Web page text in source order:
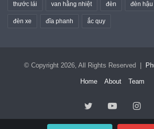
thước lái van hằng nhiệt đèn đèn hậu
đèn xe đĩa phanh ắc quy
© Copyright 2026, All Rights Reserved |
Home About Team
TwitterYouTube